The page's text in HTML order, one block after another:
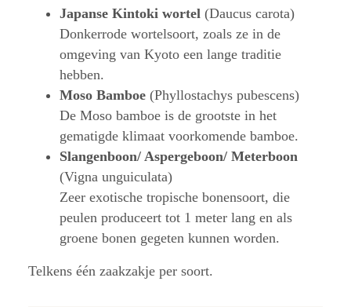
Japanse Kintoki wortel (Daucus carota)
Donkerrode wortelsoort, zoals ze in de
omgeving van Kyoto een lange traditie
hebben.
Moso Bamboe (Phyllostachys pubescens)
De Moso bamboe is de grootste in het
gematigde klimaat voorkomende bamboe.
Slangenboon/ Aspergeboon/ Meterboon
(Vigna unguiculata)
Zeer exotische tropische bonensoort, die
peulen produceert tot 1 meter lang en als
groene bonen gegeten kunnen worden.
Telkens één zaakzakje per soort.